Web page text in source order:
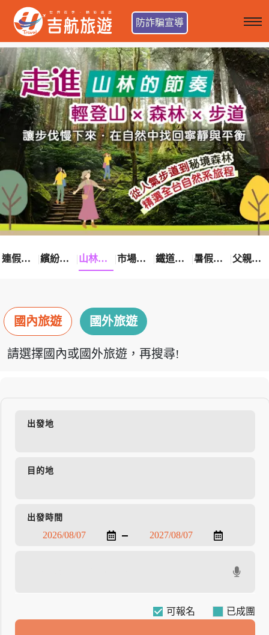
防詐騙宣導
連假卡位趣 繽紛花漾季 山林輕旅行 市場最低價 鐵道觀光之旅 暑假熱賣中 父親節優惠
國內旅遊 國外旅遊
請選擇國內或國外旅遊，再搜尋!
出發地
目的地
出發時間
可報名